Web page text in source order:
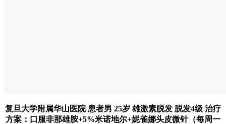
复旦大学附属华山医院 患者男 25岁 雄激素脱发 脱发4级 治疗
方案：口服非那雄胺+5%米诺地尔+妮雀娜头皮微针（每周一